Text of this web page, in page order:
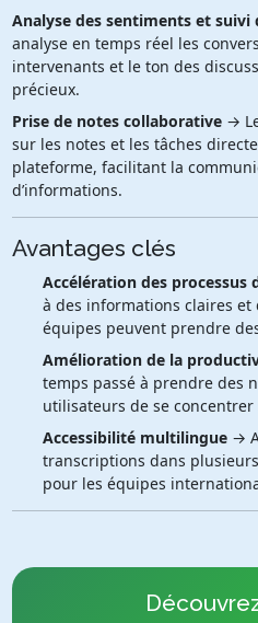
Analyse des sentiments et suivi
analyse en temps réel les
intervenants et le ton des
précieux.
Prise de notes collaborative→
sur les notes et les tâches
plateforme, facilitant la
d’informations.
Avantages clés
Accélération des processus
à des informations claires et
équipes peuvent prendre
Amélioration de la
temps passé à prendre des
utilisateurs de se concentrer
Accessibilité multilingue→
transcriptions dans
pour les équipes